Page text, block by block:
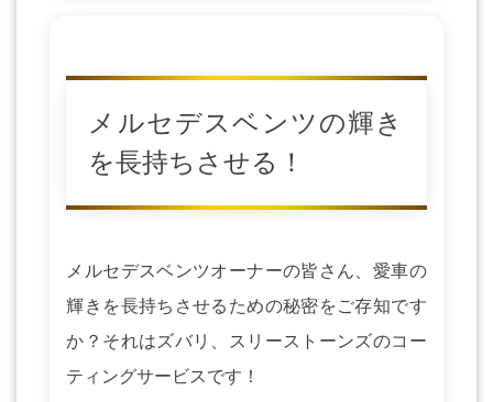
メルセデスベンツの輝き
を長持ちさせる！
メルセデスベンツオーナーの皆さん、愛車の
輝きを長持ちさせるための秘密をご存知です
か？それはズバリ、スリーストーンズのコー
ティングサービスです！